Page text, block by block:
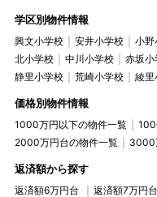
学区別物件情報
興文小学校 安井小学校 小野
北小学校
中川小学校 赤坂小
静里小学校
荒崎小学校 綾里
価格別物件情報
1000万円以下の物件一覧
2000万円台の物件一覧
3000
返済額から探す
返済額6万円台 返済額7万円台